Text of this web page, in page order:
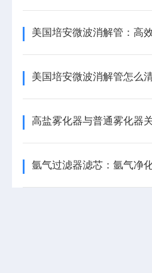
美国培安微波消解管怎么